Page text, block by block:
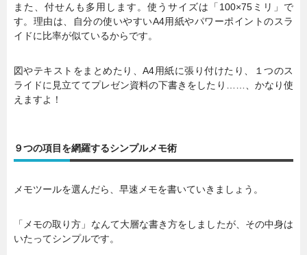
また、付せんも多用します。使うサイズは「100×75ミリ」で
す。理由は、自分の使いやすいA4用紙やパワーポイントのスラ
イドに比率が似ているからです。
図やテキストをまとめたり、A4用紙に張り付けたり、１つのス
ライドに見立ててプレゼン資料の下書きをしたり……、かなり使
えますよ！
９つの項目を網羅するシンプルメモ術
メモツールを選んだら、早速メモを書いていきましょう。
「メモの取り方」なんて大層な書き方をしましたが、その中身は
いたってシンプルです。